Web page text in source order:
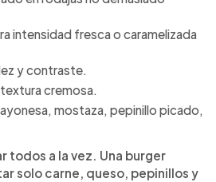
intensidad fresca o caramelizada
y contraste.
cremosa.
mostaza, pepinillo picado,
todos a la vez. Una burger
solo carne, queso, pepinillos y